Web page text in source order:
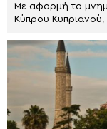
Με αφορμή το
Κύπρου